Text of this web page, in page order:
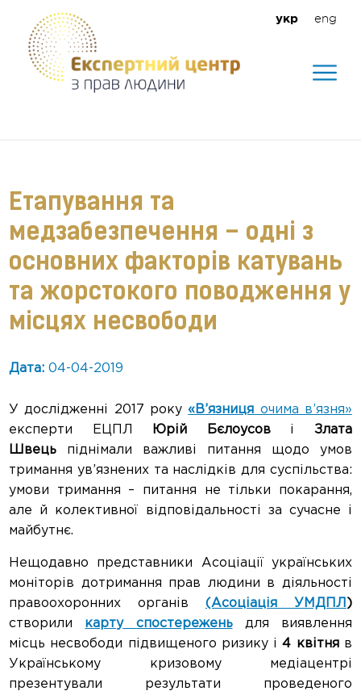
укр eng
Етапування та
медзабезпечення – одні з
основних факторів катувань
та жорстокого поводження у
місцях несвободи
Дата: 04-04-2019
У дослідженні 2017 року«В’язниця очима в’язня»
експерти ЕЦПЛ
Юрій Бєлоусові Злата
Швець піднімали важливі питання щодо умов
тримання ув’язнених та наслідків для суспільства:
умови тримання – питання не тільки покарання,
але й колективної відповідальності за сучасне і
майбутнє.
Нещодавно представники Асоціації українських
моніторів дотримання прав людини в діяльності
правоохоронних органів
(Асоціація УМДПЛ )
створили
карту спостереженьдля виявлення
місць несвободи підвищеного ризику і4 квітняв
Українському кризовому медіацентрі
презентували результати проведеного